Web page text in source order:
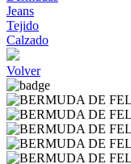
Jeans
Tejido
Calzado
Volver